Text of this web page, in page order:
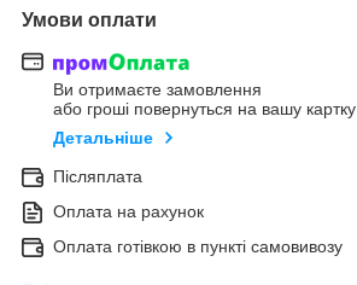
Умови оплати
Ви отримаєте замовлення
або гроші повернуться на вашу картку
Детальніше
Післяплата
Оплата на рахунок
Оплата готівкою в пункті самовивозу